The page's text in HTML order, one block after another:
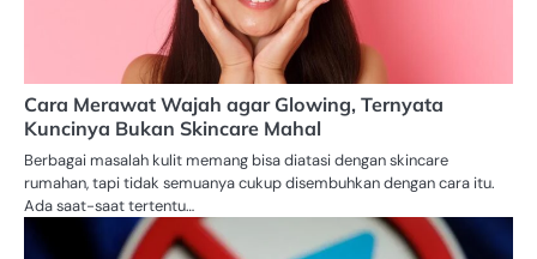
Cara Merawat Wajah agar Glowing, Ternyata
Kuncinya Bukan Skincare Mahal
Berbagai masalah kulit memang bisa diatasi dengan skincare
rumahan, tapi tidak semuanya cukup disembuhkan dengan cara itu.
Ada saat-saat tertentu…